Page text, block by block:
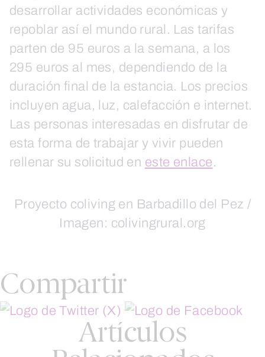
desarrollar actividades económicas y
repoblar así el mundo rural. Las tarifas
parten de 95 euros a la semana, a los
295 euros al mes, dependiendo de la
duración final de la estancia. Los precios
incluyen agua, luz, calefacción e internet.
Las personas interesadas en disfrutar de
esta forma de trabajar y vivir pueden
rellenar su solicitud en este enlace.
Proyecto coliving en Barbadillo del Pez /
Imagen: colivingrural.org
Compartir
Artículos